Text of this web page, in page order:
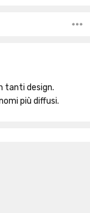
tanti design.
più diffusi.